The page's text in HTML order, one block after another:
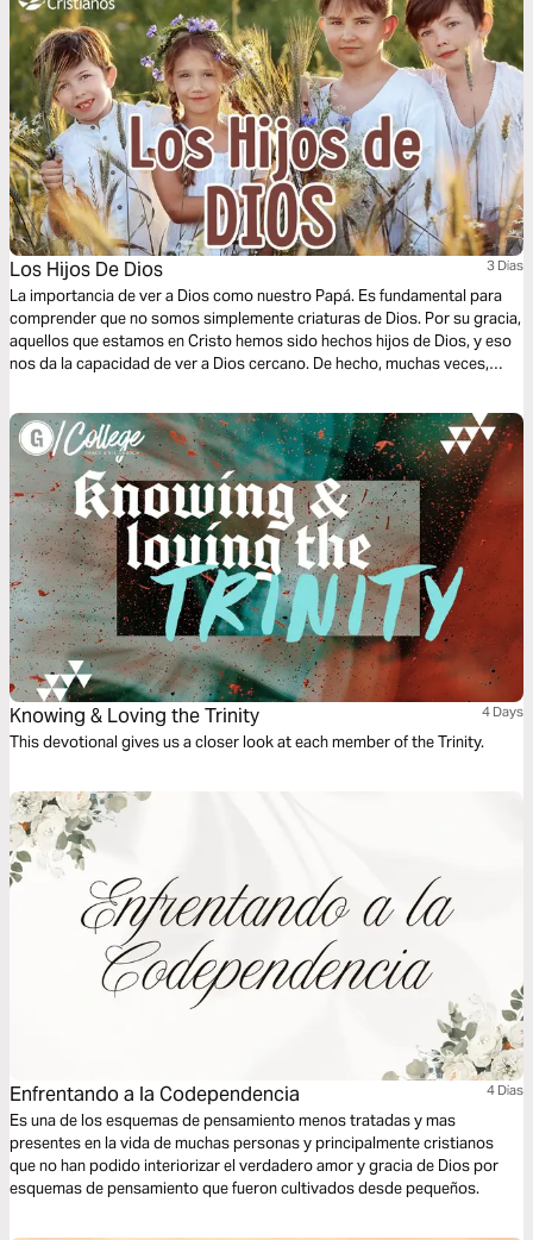
Los Hijos De Dios 3 Dias
La importancia de ver a Dios como nuestro Papá. Es fundamental para
comprender que no somos simplemente criaturas de Dios. Por su gracia,
aquellos que estamos en Cristo hemos sido hechos hijos de Dios, y eso
nos da la capacidad de ver a Dios cercano. De hecho, muchas veces,
próximo aliento".
Knowing & Loving the Trinity 4 Days
This devotional gives us a closer look at each member of the Trinity.
Enfrentando a la Codependencia 4 Dias
Es una de los esquemas de pensamiento menos tratadas y mas
presentes en la vida de muchas personas y principalmente cristianos
que no han podido interiorizar el verdadero amor y gracia de Dios por
esquemas de pensamiento que fueron cultivados desde pequeños.